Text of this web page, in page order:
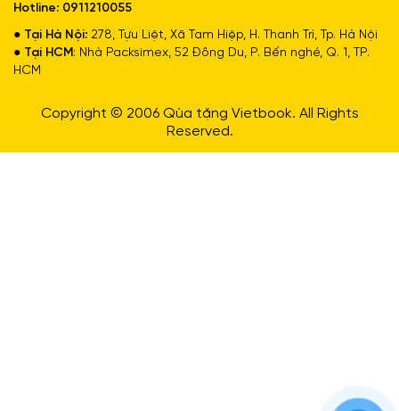
Hotline: 0911210055
● Tại Hà Nội: 278, Tựu Liệt, Xã Tam Hiệp, H. Thanh Trì, Tp. Hà Nội
● Tại HCM : Nhà Packsimex, 52 Đông Du, P. Bến nghé, Q. 1, TP.
HCM
Copyright © 2006 Qùa tặng Vietbook. All Rights
Reserved.